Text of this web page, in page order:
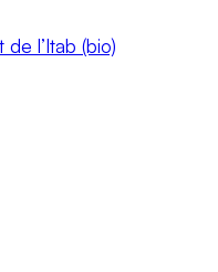
l’Itab (bio)